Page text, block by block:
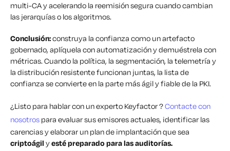
multi-CA y acelerando la reemisión segura cuando cambian
las jerarquías o los algoritmos.
Conclusión:construya la confianza como un artefacto
gobernado, aplíquela con automatización y demuéstrela con
métricas. Cuando la política, la segmentación, la telemetría y
la distribución resistente funcionan juntas, la lista de
confianza se convierte en la parte más ágil y fiable de la PKI.
¿Listo para hablar con un experto Keyfactor ?Contacte con
nosotros para evaluar sus emisores actuales, identificar las
carencias y elaborar un plan de implantación que sea
criptoágil yesté preparado para las auditorías.